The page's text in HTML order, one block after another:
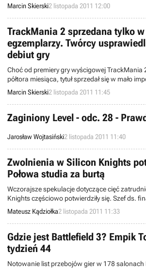
Poznaliśmy także pewne szczegóły na temat
postaci w czasie walki.
Marcin Skierski2 listopada 2011 12:00
TrackMania 2 sprzedana tylko
egzemplarzy. Twórcy
debiut gry
Choć od premiery gry wyścigowej TrackMania
półtora miesiąca, tytuł sprzedał się w mało
tysięcy egzemplarzy. Prezes studia Nadeo
produkcję usprawiedliwia taki stan rzeczy.
Marcin Skierski2 listopada 2011 11:45
Zaginiony Level - odc. 28 -
Jarosław Wojtasiński2 listopada 2011 11:40
Zwolnienia w Silicon Knights
Połowa studia za burtą
Wczorajsze spekulacje dotyczące cięć
Knights częściowo potwierdziły się. Szef ds.
studia ogłosił, że zwolniono 45 pracowników.
że zostaną ponownie zatrudnieni.
Mateusz Kądziołka2 listopada 2011 11:33
Gdzie jest Battlefield 3? Empik
tydzień 44
Notowanie list przebojów gier w 178